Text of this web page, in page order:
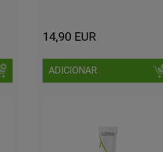
14,90 EUR
ADICIONAR